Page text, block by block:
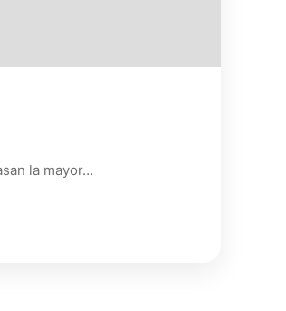
la mayor…